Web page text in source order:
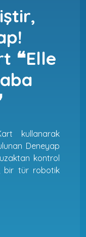
❝Elle
kullanarak
Deneyap
kontrol
bir tür robotik